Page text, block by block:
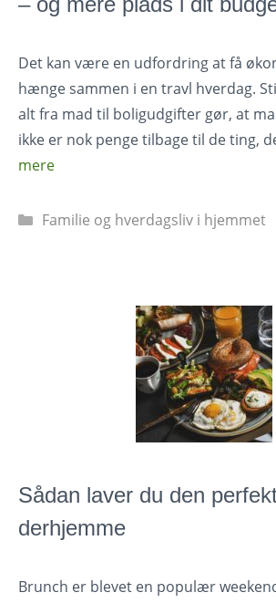
Det kan være en udfordring at få
hænge sammen i en travl hverdag.
alt fra mad til boligudgifter gør, at
ikke er nok penge tilbage til de ting,
mere
Kategorier
Familie og hverdagsliv i hjemmet
Sådan laver du den
derhjemme
Brunch er blevet en populær